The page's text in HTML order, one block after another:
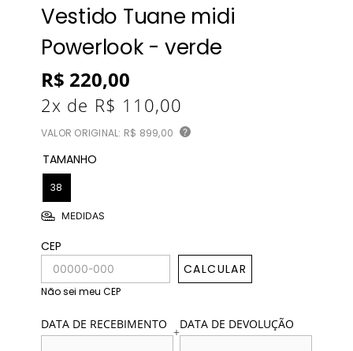
Vestido Tuane midi
Powerlook - verde
R$ 220,00
2x de R$ 110,00
VALOR ORIGINAL: R$ 899,00 ?
TAMANHO
38
MEDIDAS
CEP
CALCULAR
Não sei meu CEP
DATA DE RECEBIMENTO +DATA DE DEVOLUÇÃO